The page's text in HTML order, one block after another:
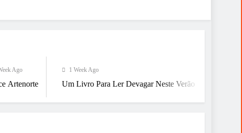
1 Week Ago
Um Livro Para Ler Devagar Neste Verão Já Estamos A Chegar